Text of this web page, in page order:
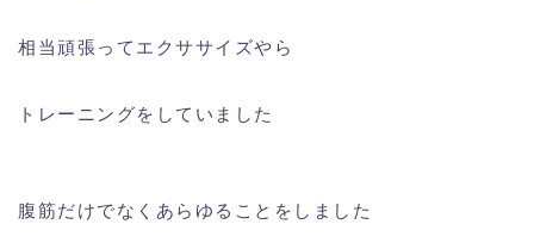
相当頑張ってエクササイズやら
トレーニングをしていました
腹筋だけでなくあらゆることをしました